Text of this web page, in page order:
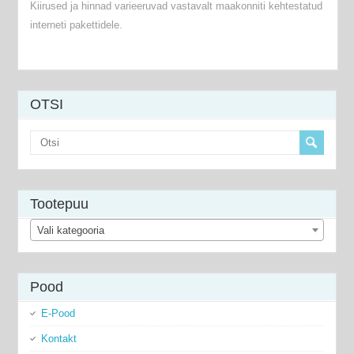
Kiirused ja hinnad varieeruvad vastavalt maakonniti kehtestatud
interneti pakettidele.
OTSI
Tootepuu
Vali kategooria
Pood
E-Pood
Kontakt